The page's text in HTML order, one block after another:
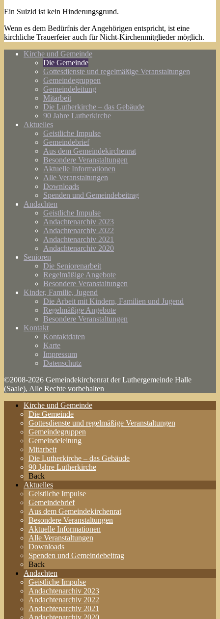
Ein Suizid ist kein Hinderungsgrund.
Wenn es dem Bedürfnis der Angehörigen entspricht, ist eine
kirchliche Trauerfeier auch für Nicht-Kirchenmitglieder möglich.
Kirche und Gemeinde
Die Gemeinde
Gottesdienste und regelmäßige Veranstaltungen
Gemeindegruppen
Gemeindeleitung
Mitarbeit
Die Lutherkirche – das Gebäude
90 Jahre Lutherkirche
Aktuelles
Geistliche Impulse
Gemeindebrief
Aus dem Gemeindekirchenrat
Besondere Veranstaltungen
Aktuelle Informationen
Alle Veranstaltungen
Downloads
Spenden und Gemeindebeitrag
Andachten
Geistliche Impulse
Andachtenarchiv 2023
Andachtenarchiv 2022
Andachtenarchiv 2021
Andachtenarchiv 2020
Senioren
Die Seniorenarbeit
Regelmäßige Angebote
Besondere Veranstaltungen
Kinder, Familie, Jugend
Die Arbeit mit Kindern, Familien und Jugend
Regelmäßige Angebote
Besondere Veranstaltungen
Kontakt
Kontaktdaten
Karte
Impressum
Datenschutz
©2008-2026 Gemeindekirchenrat der Luthergemeinde Halle
(Saale), Alle Rechte vorbehalten
Kirche und Gemeinde
Die Gemeinde
Gottesdienste und regelmäßige Veranstaltungen
Gemeindegruppen
Gemeindeleitung
Mitarbeit
Die Lutherkirche – das Gebäude
90 Jahre Lutherkirche
Back
Aktuelles
Geistliche Impulse
Gemeindebrief
Aus dem Gemeindekirchenrat
Besondere Veranstaltungen
Aktuelle Informationen
Alle Veranstaltungen
Downloads
Spenden und Gemeindebeitrag
Back
Andachten
Geistliche Impulse
Andachtenarchiv 2023
Andachtenarchiv 2022
Andachtenarchiv 2021